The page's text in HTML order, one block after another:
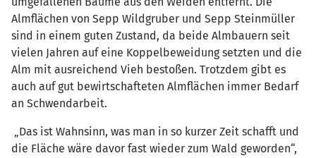
Almflächen von Sepp Wildgruber und Sepp Steinmüller
sind in einem guten Zustand, da beide Almbauern seit
vielen Jahren auf eine Koppelbeweidung setzten und die
Alm mit ausreichend Vieh bestoßen. Trotzdem gibt es
auch auf gut bewirtschafteten Almflächen immer Bedarf
an Schwendarbeit.
„Das ist Wahnsinn, was man in so kurzer Zeit schafft und
die Fläche wäre davor fast wieder zum Wald geworden“,